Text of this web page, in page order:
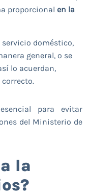
proporcional en la
servicio doméstico,
general, o se
lo acuerdan,
para evitar
del Ministerio de
la